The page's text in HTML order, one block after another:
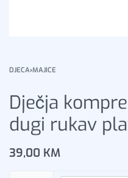
DJECA›MAJICE
Dječja
dugi rukav
39,00 KM